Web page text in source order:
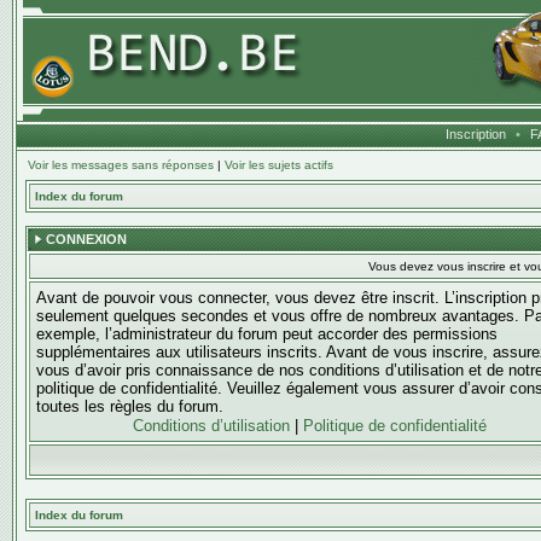
Inscription •
Voir les messages sans réponses | Voir les sujets actifs
Index du forum
CONNEXION
Vous devez vous inscrire et
Avant de pouvoir vous connecter, vous devez être inscrit. L’inscription
seulement quelques secondes et vous offre de nombreux avantages.
exemple, l’administrateur du forum peut accorder des permissions
supplémentaires aux utilisateurs inscrits. Avant de vous inscrire,
vous d’avoir pris connaissance de nos conditions d’utilisation et de
politique de confidentialité. Veuillez également vous assurer d’avoir
toutes les règles du forum.
Conditions d’utilisation
Politique de confidentialité
Index du forum